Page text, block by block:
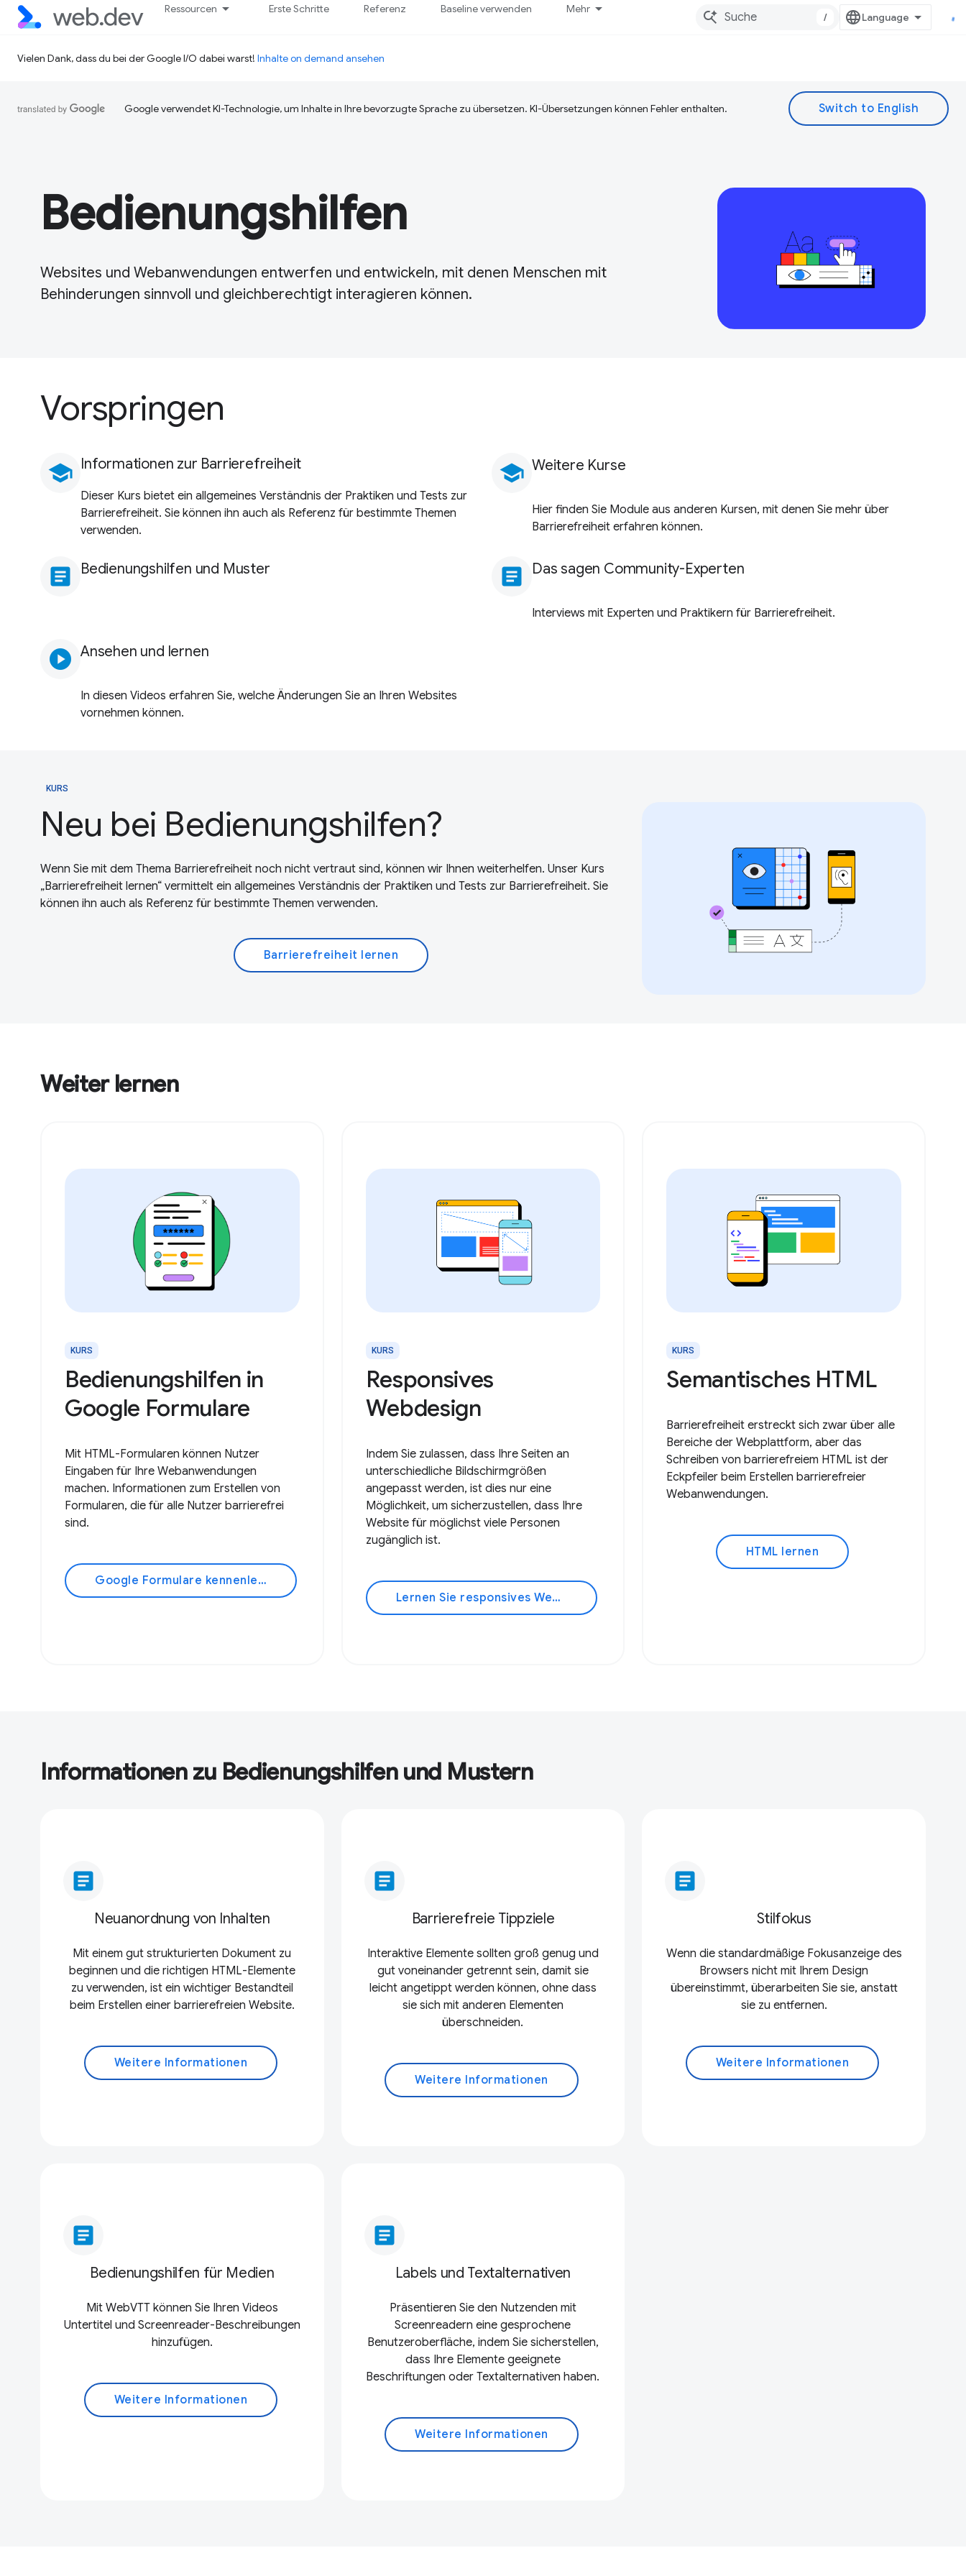
Ressourcen Erste Schritte Referenz Baseline verwenden Mehr
/
Vielen Dank, dass du bei der Google I/O dabei warst! Inhalte on demand ansehen
Google verwendet KI-Technologie, um Inhalte in Ihre bevorzugte Sprache zu übersetzen. KI-Übersetzungen können Fehler enthalten.
Bedienungshilfen
Websites und Webanwendungen entwerfen und entwickeln, mit denen Menschen mit
Behinderungen sinnvoll und gleichberechtigt interagieren können.
Vorspringen
school Informationen zur Barrierefreiheit
Dieser Kurs bietet ein allgemeines Verständnis der Praktiken und Tests zur
Barrierefreiheit. Sie können ihn auch als Referenz für bestimmte Themen
verwenden.
school Weitere Kurse
Hier finden Sie Module aus anderen Kursen, mit denen Sie mehr über
Barrierefreiheit erfahren können.
article Bedienungshilfen und Muster article Das sagen Community-Experten
Interviews mit Experten und Praktikern für Barrierefreiheit.
play_circle Ansehen und lernen
In diesen Videos erfahren Sie, welche Änderungen Sie an Ihren Websites
vornehmen können.
KURS
Neu bei Bedienungshilfen?
Wenn Sie mit dem Thema Barrierefreiheit noch nicht vertraut sind, können wir Ihnen weiterhelfen. Unser Kurs
„Barrierefreiheit lernen“ vermittelt ein allgemeines Verständnis der Praktiken und Tests zur Barrierefreiheit. Sie
können ihn auch als Referenz für bestimmte Themen verwenden.
Barrierefreiheit lernen
Weiter lernen
KURS
Bedienungshilfen in
Google Formulare
Mit HTML-Formularen können Nutzer
Eingaben für Ihre Webanwendungen
machen. Informationen zum Erstellen von
Formularen, die für alle Nutzer barrierefrei
sind.
Google Formulare kennenlernen
KURS
Responsives
Webdesign
Indem Sie zulassen, dass Ihre Seiten an
unterschiedliche Bildschirmgrößen
angepasst werden, ist dies nur eine
Möglichkeit, um sicherzustellen, dass Ihre
Website für möglichst viele Personen
zugänglich ist.
Lernen Sie responsives Webdesign kennen!
KURS
Semantisches HTML
Barrierefreiheit erstreckt sich zwar über alle
Bereiche der Webplattform, aber das
Schreiben von barrierefreiem HTML ist der
Eckpfeiler beim Erstellen barrierefreier
Webanwendungen.
HTML lernen
Informationen zu Bedienungshilfen und Mustern
article
Neuanordnung von Inhalten
Mit einem gut strukturierten Dokument zu
beginnen und die richtigen HTML-Elemente
zu verwenden, ist ein wichtiger Bestandteil
beim Erstellen einer barrierefreien Website.
Weitere Informationen
article
Barrierefreie Tippziele
Interaktive Elemente sollten groß genug und
gut voneinander getrennt sein, damit sie
leicht angetippt werden können, ohne dass
sie sich mit anderen Elementen
überschneiden.
Weitere Informationen
article
Stilfokus
Wenn die standardmäßige Fokusanzeige des
Browsers nicht mit Ihrem Design
übereinstimmt, überarbeiten Sie sie, anstatt
sie zu entfernen.
Weitere Informationen
article
Bedienungshilfen für Medien
Mit WebVTT können Sie Ihren Videos
Untertitel und Screenreader-Beschreibungen
hinzufügen.
Weitere Informationen
article
Labels und Textalternativen
Präsentieren Sie den Nutzenden mit
Screenreadern eine gesprochene
Benutzeroberfläche, indem Sie sicherstellen,
dass Ihre Elemente geeignete
Beschriftungen oder Textalternativen haben.
Weitere Informationen